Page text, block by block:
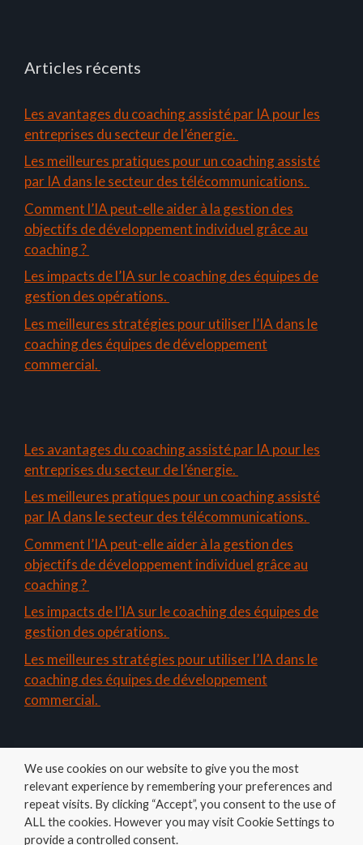
Articles récents
Les avantages du coaching assisté par IA pour les
entreprises du secteur de l’énergie.
Les meilleures pratiques pour un coaching assisté
par IA dans le secteur des télécommunications.
Comment l’IA peut-elle aider à la gestion des
objectifs de développement individuel grâce au
coaching ?
Les impacts de l’IA sur le coaching des équipes de
gestion des opérations.
Les meilleures stratégies pour utiliser l’IA dans le
coaching des équipes de développement
commercial.
Les avantages du coaching assisté par IA pour les
entreprises du secteur de l’énergie.
Les meilleures pratiques pour un coaching assisté
par IA dans le secteur des télécommunications.
Comment l’IA peut-elle aider à la gestion des
objectifs de développement individuel grâce au
coaching ?
Les impacts de l’IA sur le coaching des équipes de
gestion des opérations.
Les meilleures stratégies pour utiliser l’IA dans le
coaching des équipes de développement
commercial.
Amelys
We use cookies on our website to give you the most
relevant experience by remembering your preferences and
repeat visits. By clicking “Accept”, you consent to the use of
ALL the cookies. However you may visit Cookie Settings to
provide a controlled consent.